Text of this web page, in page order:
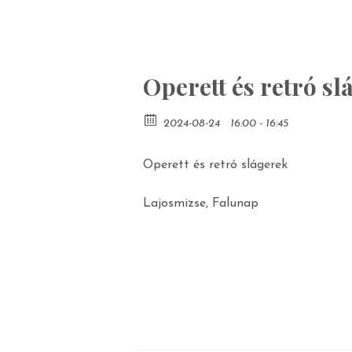
Operett és retró
2024-08-24 16:00 - 16:45
Operett és retró slágerek
Lajosmizse, Falunap